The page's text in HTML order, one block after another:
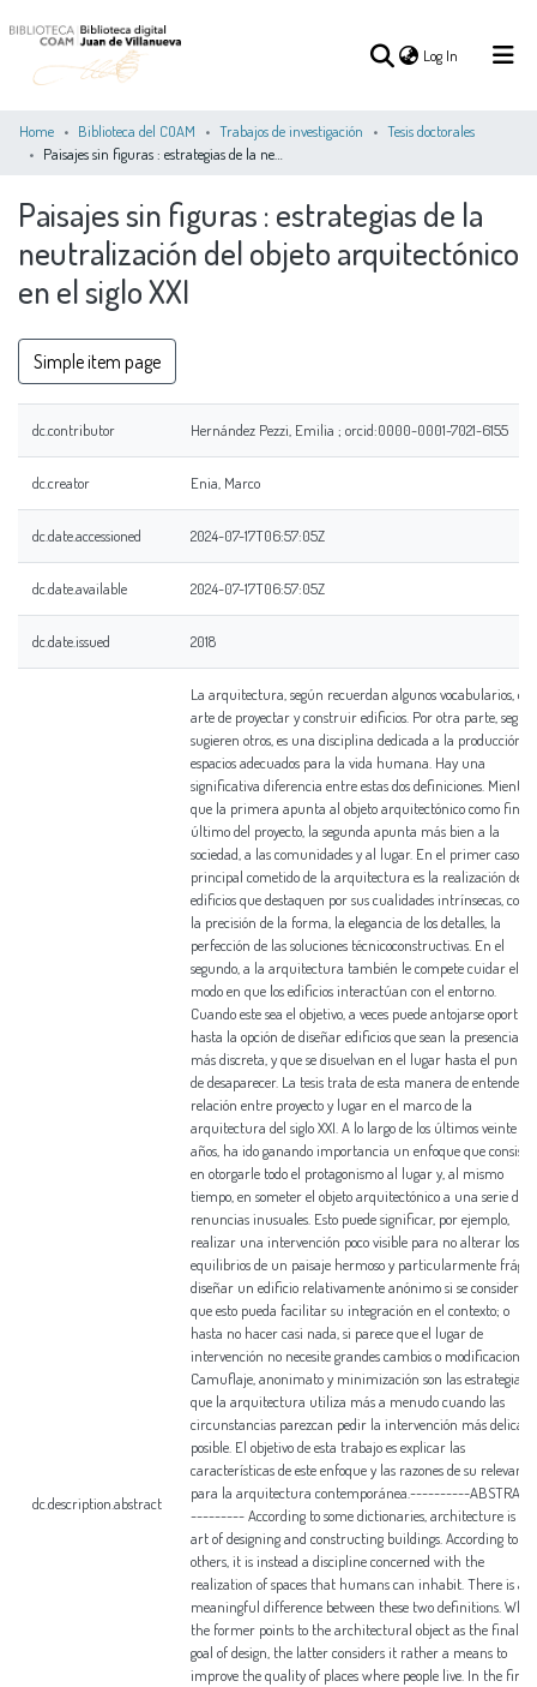
Log In (current)
COMMUNITIES
&
ALL OF DSPACE
STATISTICS
Home Biblioteca del COAM Trabajos de investigación
Tesis doctorales
Paisajes sin figuras : estrategias de la
neutralización del objeto arquitectónico
en el siglo XXI
Simple item page
dc.contributor Hernández Pezzi, Emilia ; orcid:0000-0001-7021-6155
dc.creator Enia, Marco
dc.date.accessioned 2024-07-17T06:57:05Z
dc.date.available 2024-07-17T06:57:05Z
dc.date.issued 2018
dc.description.abstract
La arquitectura, según recuerdan algunos vocabularios, es
arte de proyectar y construir edificios. Por otra parte, según
sugieren otros, es una disciplina dedicada a la producción
espacios adecuados para la vida humana. Hay una
significativa diferencia entre estas dos definiciones.
que la primera apunta al objeto arquitectónico como fin
último del proyecto, la segunda apunta más bien a la
sociedad, a las comunidades y al lugar. En el primer caso, el
principal cometido de la arquitectura es la realización de
edificios que destaquen por sus cualidades intrínsecas, como
la precisión de la forma, la elegancia de los detalles, la
perfección de las soluciones técnicoconstructivas. En el
segundo, a la arquitectura también le compete cuidar el
modo en que los edificios interactúan con el entorno.
Cuando este sea el objetivo, a veces puede antojarse
hasta la opción de diseñar edificios que sean la presencia
más discreta, y que se disuelvan en el lugar hasta el punto
de desaparecer. La tesis trata de esta manera de entender
relación entre proyecto y lugar en el marco de la
arquitectura del siglo XXI. A lo largo de los últimos veinte
años, ha ido ganando importancia un enfoque que consiste
en otorgarle todo el protagonismo al lugar y, al mismo
tiempo, en someter el objeto arquitectónico a una serie de
renuncias inusuales. Esto puede significar, por ejemplo,
realizar una intervención poco visible para no alterar los
equilibrios de un paisaje hermoso y particularmente frágil;
diseñar un edificio relativamente anónimo si se considera
que esto pueda facilitar su integración en el contexto; o
hasta no hacer casi nada, si parece que el lugar de
intervención no necesite grandes cambios o modificaciones.
Camuflaje, anonimato y minimización son las estrategias
que la arquitectura utiliza más a menudo cuando las
circunstancias parezcan pedir la intervención más delicada
posible. El objetivo de esta trabajo es explicar las
características de este enfoque y las razones de su
para la arquitectura contemporánea.----------
--------- According to some dictionaries, architecture is the
art of designing and constructing buildings. According to
others, it is instead a discipline concerned with the
realization of spaces that humans can inhabit. There is a
meaningful difference between these two definitions. While
the former points to the architectural object as the final
goal of design, the latter considers it rather a means to
improve the quality of places where people live. In the first